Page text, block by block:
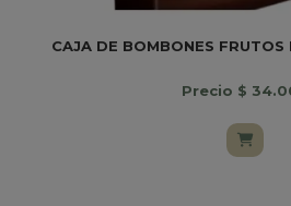
CAJA DE BOMBONES FRUTOS
Precio $